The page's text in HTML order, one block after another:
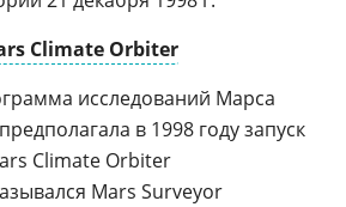
Climate Orbiter
исследований Марса 
в 1998 году запуск
Climate Orbiter
Mars Surveyor